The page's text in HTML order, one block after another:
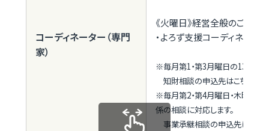
コーディネーター（専門
家）
《火曜日》経営全般のご相談
・よろず支援コーディネーター
※毎月第1・第3月曜日の13時～
知財相談の申込先はこちら：
※毎月第2・第4月曜日・木曜日
係の相談に対応します。
事業承継相談の申込先はこち